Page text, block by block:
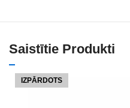
Saistītie Produkti
IZPĀRDOTS